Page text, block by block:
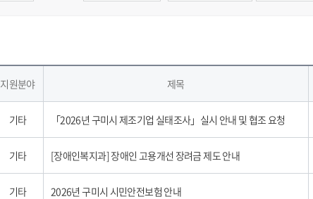
지원분야 제목
기타 「2026년 구미시 제조기업 실태조사」실시 안내 및 협조 요청
기타 [장애인복지과] 장애인 고용개선 장려금 제도 안내
기타 2026년 구미시 시민안전보험 안내